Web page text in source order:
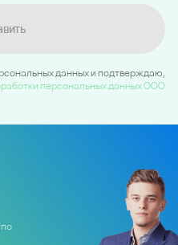
данных и подтверждаю,
персональных данных ООО